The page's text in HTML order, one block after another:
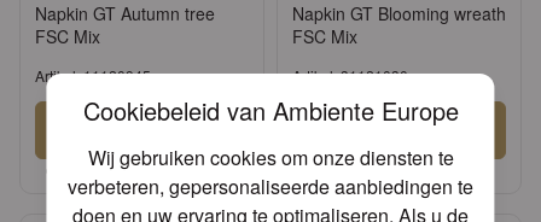
Cookiebeleid van Ambiente Europe
Wij gebruiken cookies om onze diensten te
verbeteren, gepersonaliseerde aanbiedingen te
doen en uw ervaring te optimaliseren. Als u de
Napkin GT Autumn tree
FSC Mix
Artikel: 11120945
Aanmelden
Vraag een account aan
Napkin GT Blooming wreath
FSC Mix
Artikel: 31121030
Aanmelden
ofVraag een account aan